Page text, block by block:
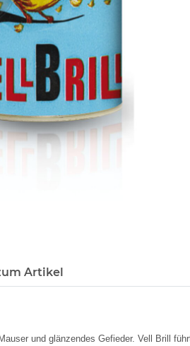
Artikel
und glänzendes Gefieder. Vell Brill